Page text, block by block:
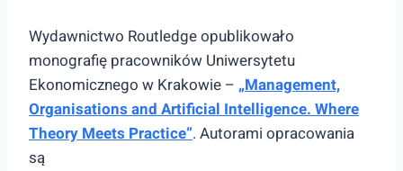
Wydawnictwo Routledge opublikowało
monografię pracowników Uniwersytetu
Ekonomicznego w Krakowie – „Management,
Organisations and Artificial Intelligence. Where
Theory Meets Practice”. Autorami opracowania
są